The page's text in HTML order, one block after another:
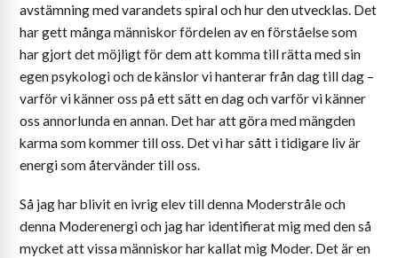
avstämning med varandets spiral och hur den utvecklas. Det
har gett många människor fördelen av en förståelse som
har gjort det möjligt för dem att komma till rätta med sin
egen psykologi och de känslor vi hanterar från dag till dag –
varför vi känner oss på ett sätt en dag och varför vi känner
oss annorlunda en annan. Det har att göra med mängden
karma som kommer till oss. Det vi har sått i tidigare liv är
energi som återvänder till oss.
Så jag har blivit en ivrig elev till denna Moderstråle och
denna Moderenergi och jag har identifierat mig med den så
mycket att vissa människor har kallat mig Moder. Det är en